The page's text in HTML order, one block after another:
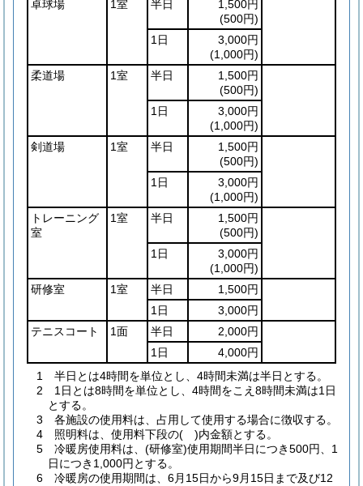
卓球場
1室 半日
1,500円
(500円)
1日
3,000円
(1,000円)
柔道場
1室 半日
1,500円
(500円)
1日
3,000円
(1,000円)
剣道場
1室 半日
1,500円
(500円)
1日
3,000円
(1,000円)
トレーニング
室
1室 半日
1,500円
(500円)
1日
3,000円
(1,000円)
研修室
1室 半日
1,500円
1日
3,000円
テニスコート
1面 半日
2,000円
1日
4,000円
1 半日とは4時間を単位とし、4時間未満は半日とする。
2 1日とは8時間を単位とし、4時間をこえ8時間未満は1日
とする。
3 各施設の使用料は、占用して使用する場合に徴収する。
4 照明料は、使用料下段の( )内金額とする。
5 冷暖房使用料は、(研修室)使用期間半日につき500円、1
日につき1,000円とする。
6 冷暖房の使用期間は、6月15日から9月15日まで及び12